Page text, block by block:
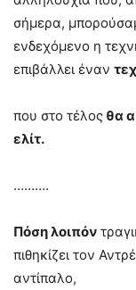
σήμερα,
ενδεχόμενο η
επιβάλλει έναν
που στο τέλος θα
ελίτ.
……….
Πόση λοιπόν
πιθηκίζει τον
αντίπαλο,